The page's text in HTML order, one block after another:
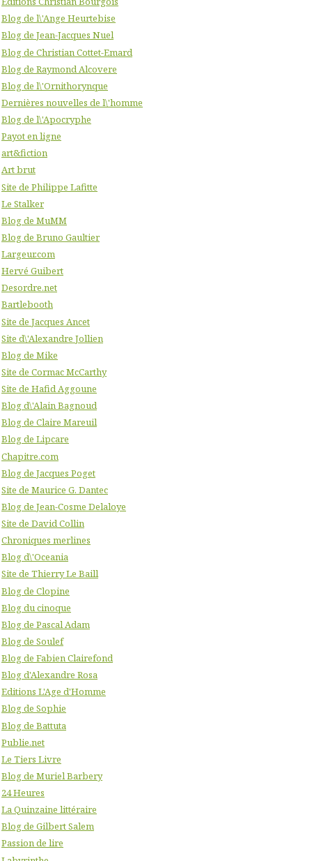
Blog de l\'Ange Heurtebise
Blog de Jean-Jacques Nuel
Blog de Christian Cottet-Emard
Blog de Raymond Alcovere
Blog de l\'Ornithorynque
Dernières nouvelles de l\'homme
Blog de l\'Apocryphe
Payot en ligne
art&fiction
Art brut
Site de Philippe Lafitte
Le Stalker
Blog de MuMM
Blog de Bruno Gaultier
Largeur.com
Hervé Guibert
Desordre.net
Bartlebooth
Site de Jacques Ancet
Site d\'Alexandre Jollien
Blog de Mike
Site de Cormac McCarthy
Site de Hafid Aggoune
Blog d\'Alain Bagnoud
Blog de Claire Mareuil
Blog de Lipcare
Chapitre.com
Blog de Jacques Poget
Site de Maurice G. Dantec
Blog de Jean-Cosme Delaloye
Site de David Collin
Chroniques merlines
Blog d\'Oceania
Site de Thierry Le Baill
Blog de Clopine
Blog du cinoque
Blog de Pascal Adam
Blog de Soulef
Blog de Fabien Clairefond
Blog d'Alexandre Rosa
Editions L'Age d'Homme
Blog de Sophie
Blog de Battuta
Publie.net
Le Tiers Livre
Blog de Muriel Barbery
24 Heures
La Quinzaine littéraire
Blog de Gilbert Salem
Passion de lire